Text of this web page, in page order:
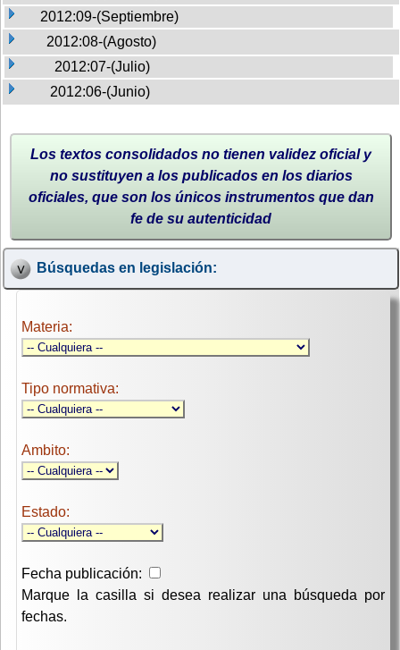
2012:09-(Septiembre)
2012:08-(Agosto)
2012:07-(Julio)
2012:06-(Junio)
Los textos consolidados no tienen validez oficial y
no sustituyen a los publicados en los diarios
oficiales, que son los únicos instrumentos que dan
fe de su autenticidad
Búsquedas en legislación:
Materia:
Tipo normativa:
Ambito:
Estado:
Fecha publicación:
Marque la casilla si desea realizar una búsqueda por
fechas.